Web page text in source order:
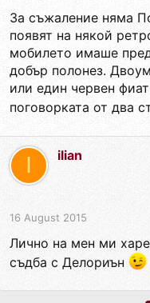
За съжаление няма
появят на някой
мобилето имаше
добър полонез.
или един червен
поговорката от два
I ilian
16 August 2015
Лично на мен ми
съдба с Делориън